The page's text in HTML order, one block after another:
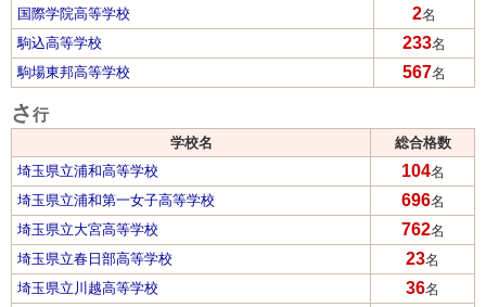
国際学院高等学校
2名
駒込高等学校
233名
駒場東邦高等学校
567名
さ行
学校名
総合格数
埼玉県立浦和高等学校
104名
埼玉県立浦和第一女子高等学校
696名
埼玉県立大宮高等学校
762名
埼玉県立春日部高等学校
23名
埼玉県立川越高等学校
36名